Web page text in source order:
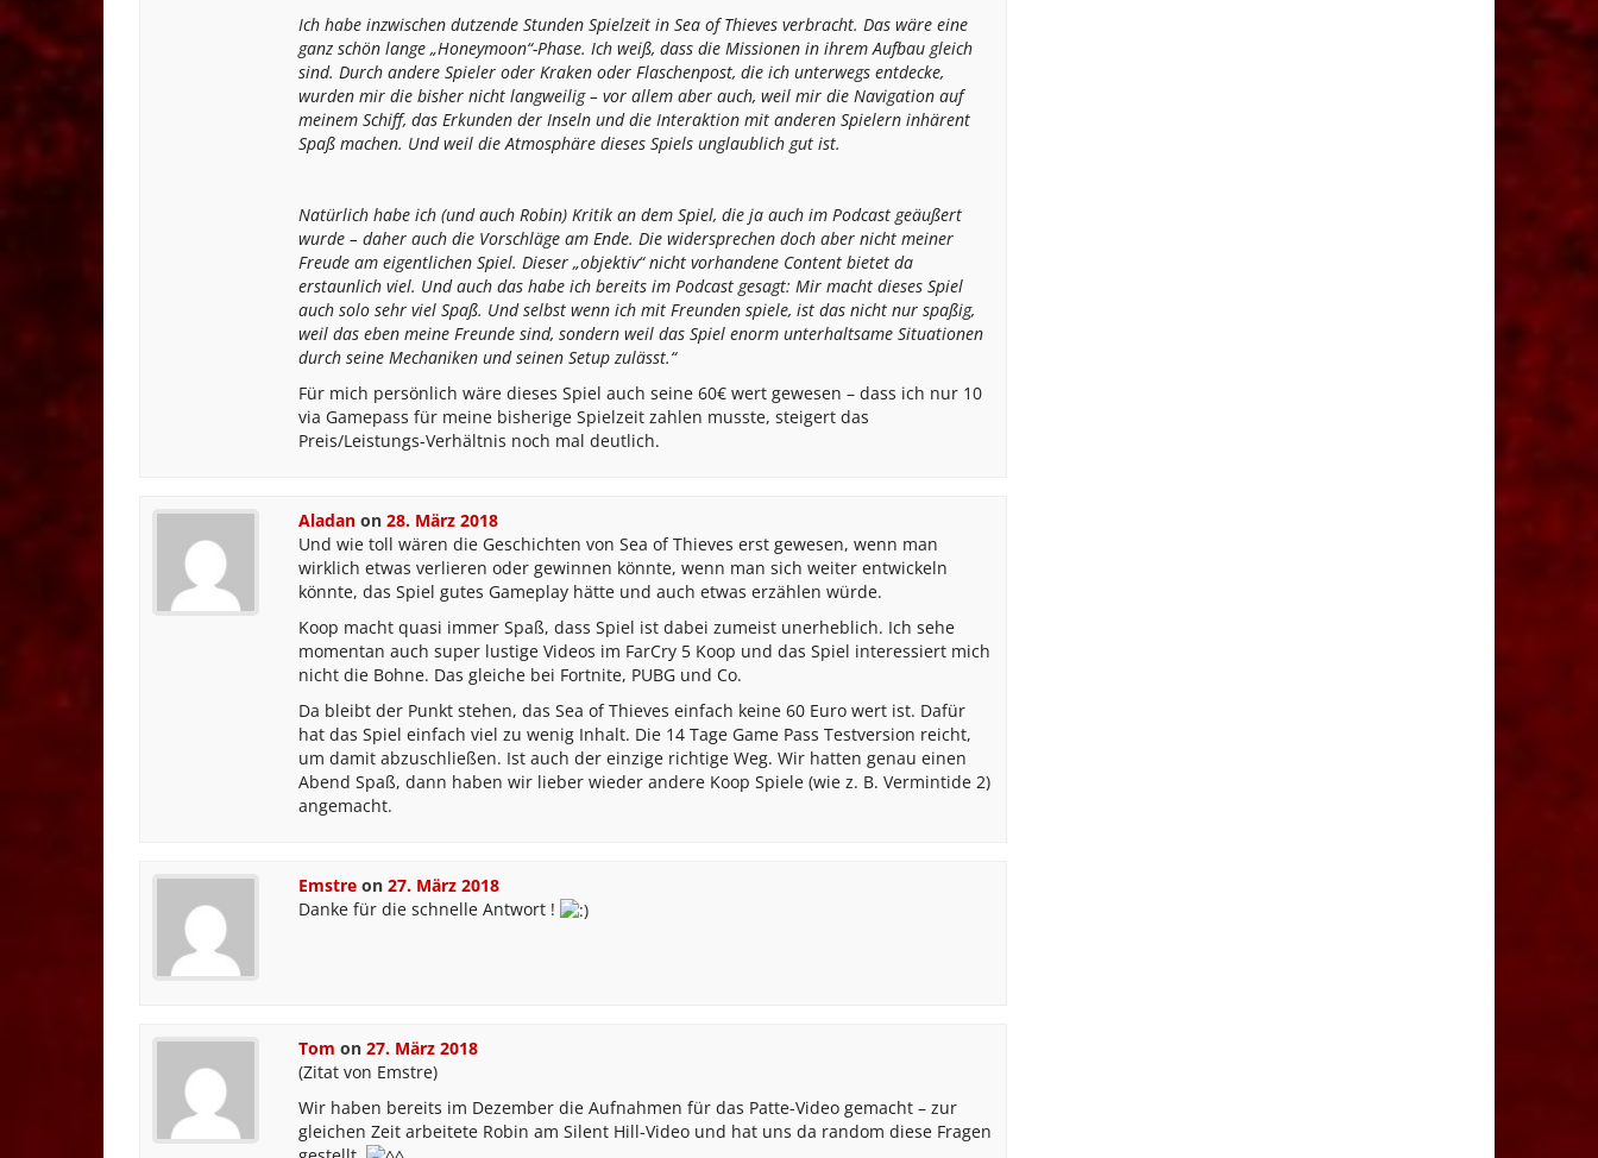
Ich habe inzwischen dutzende Stunden Spielzeit in Sea of Thieves verbracht. Das wäre eine
ganz schön lange „Honeymoon“-Phase. Ich weiß, dass die Missionen in ihrem Aufbau gleich
sind. Durch andere Spieler oder Kraken oder Flaschenpost, die ich unterwegs entdecke,
wurden mir die bisher nicht langweilig – vor allem aber auch, weil mir die Navigation auf
meinem Schiff, das Erkunden der Inseln und die Interaktion mit anderen Spielern inhärent
Spaß machen. Und weil die Atmosphäre dieses Spiels unglaublich gut ist.
Natürlich habe ich (und auch Robin) Kritik an dem Spiel, die ja auch im Podcast geäußert
wurde – daher auch die Vorschläge am Ende. Die widersprechen doch aber nicht meiner
Freude am eigentlichen Spiel. Dieser „objektiv“ nicht vorhandene Content bietet da
erstaunlich viel. Und auch das habe ich bereits im Podcast gesagt: Mir macht dieses Spiel
auch solo sehr viel Spaß. Und selbst wenn ich mit Freunden spiele, ist das nicht nur spaßig,
weil das eben meine Freunde sind, sondern weil das Spiel enorm unterhaltsame Situationen
durch seine Mechaniken und seinen Setup zulässt.“
Für mich persönlich wäre dieses Spiel auch seine 60€ wert gewesen – dass ich nur 10
via Gamepass für meine bisherige Spielzeit zahlen musste, steigert das
Preis/Leistungs-Verhältnis noch mal deutlich.
Aladan on 28. März 2018
Und wie toll wären die Geschichten von Sea of Thieves erst gewesen, wenn man
wirklich etwas verlieren oder gewinnen könnte, wenn man sich weiter entwickeln
könnte, das Spiel gutes Gameplay hätte und auch etwas erzählen würde.
Koop macht quasi immer Spaß, dass Spiel ist dabei zumeist unerheblich. Ich sehe
momentan auch super lustige Videos im FarCry 5 Koop und das Spiel interessiert mich
nicht die Bohne. Das gleiche bei Fortnite, PUBG und Co.
Da bleibt der Punkt stehen, das Sea of Thieves einfach keine 60 Euro wert ist. Dafür
hat das Spiel einfach viel zu wenig Inhalt. Die 14 Tage Game Pass Testversion reicht,
um damit abzuschließen. Ist auch der einzige richtige Weg. Wir hatten genau einen
Abend Spaß, dann haben wir lieber wieder andere Koop Spiele (wie z. B. Vermintide 2)
angemacht.
Emstre on 27. März 2018
Danke für die schnelle Antwort !
Tom on 27. März 2018
(Zitat von Emstre)
Wir haben bereits im Dezember die Aufnahmen für das Patte-Video gemacht – zur
gleichen Zeit arbeitete Robin am Silent Hill-Video und hat uns da random diese Fragen